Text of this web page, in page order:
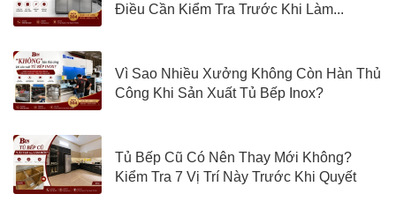
Điều Cần Kiểm Tra Trước Khi Làm...
Vì Sao Nhiều Xưởng Không Còn Hàn Thủ
Công Khi Sản Xuất Tủ Bếp Inox?
Tủ Bếp Cũ Có Nên Thay Mới Không?
Kiểm Tra 7 Vị Trí Này Trước Khi Quyết